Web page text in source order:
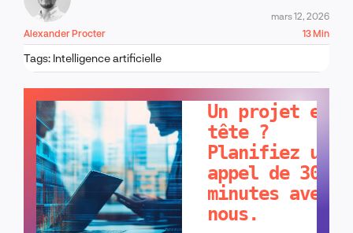
Alexander Procter
mars 12, 2026
13 Min
Tags: Intelligence artificielle
Un projet en
tête ?
Planifiez un
appel de 30
minutes avec
nous.